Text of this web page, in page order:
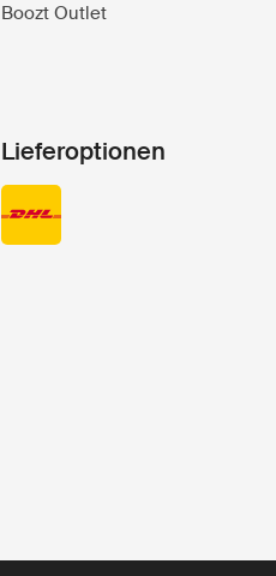
Boozt Outlet
Lieferoptionen